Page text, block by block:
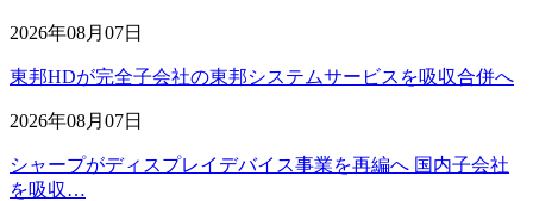
2026年08月07日
東邦HDが完全子会社の東邦システムサービスを吸収合併へ
2026年08月07日
シャープがディスプレイデバイス事業を再編へ 国内子会社
を吸収…